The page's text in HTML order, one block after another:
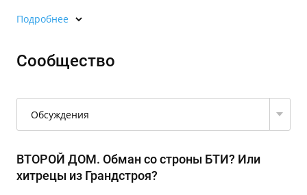
Подробнее
Сообщество
Обсуждения
ВТОРОЙ ДОМ. Обман со строны БТИ? Или
хитрецы из Грандстроя?